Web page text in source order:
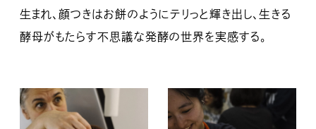
生まれ、顔つきはお餅のようにテリっと輝き出し、生きる
酵母がもたらす不思議な発酵の世界を実感する。